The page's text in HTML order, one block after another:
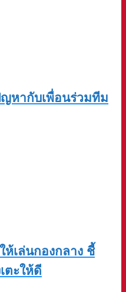
หากับเพื่อนร่วมทีม
ห้เล่นกองกลาง ชี้
ตะให้ดี